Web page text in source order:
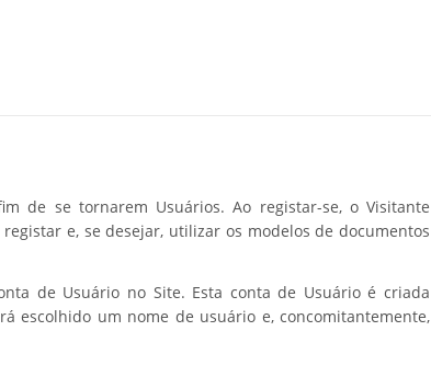
de se tornarem Usuários. Ao registar-se, o Visitante
e, se desejar, utilizar os modelos de documentos
de Usuário no Site. Esta conta de Usuário é criada
escolhido um nome de usuário e, concomitantemente,